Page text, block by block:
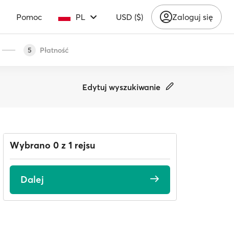
Pomoc PL USD ($) Zaloguj się
5 Płatność
Edytuj wyszukiwanie
Wybrano 0 z 1 rejsu
Dalej